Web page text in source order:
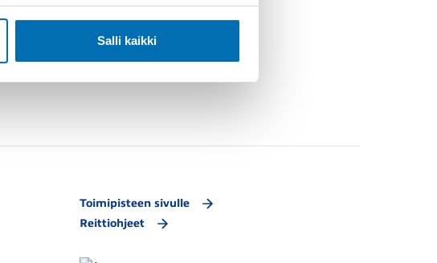
Salli kaikki
Toimipisteen sivulle
Reittiohjeet